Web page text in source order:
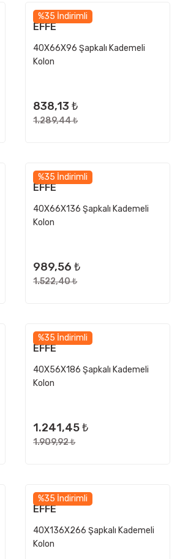
%35 İndirimli
EFFE
40X66X96 Şapkalı Kademeli
Kolon
838,13 ₺
1.289,44 ₺
%35 İndirimli
EFFE
40X66X136 Şapkalı Kademeli
Kolon
989,56 ₺
1.522,40 ₺
%35 İndirimli
EFFE
40X56X186 Şapkalı Kademeli
Kolon
1.241,45 ₺
1.909,92 ₺
%35 İndirimli
EFFE
40X136X266 Şapkalı Kademeli
Kolon